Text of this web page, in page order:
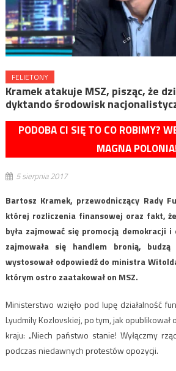
FELIETONY
Kramek atakuje MSZ, pisząc, że
dyktando środowisk
PODOBA CI SIĘ TO CO ROBIMY?
MAGNA
5 sierpnia 2017
Bartosz Kramek, przewodniczący Rady
której rozliczenia finansowej oraz fakt,
była zajmować się promocją demokracji i
zajmowała się handlem bronią,
wystosował odpowiedź do ministra
którym ostro zaatakował on MSZ.
Ministerstwo wzięło pod lupę działalność
Lyudmily Kozlovskiej, po tym, jak opublikował
kraju: „Niech państwo stanie! Wyłączmy
podczas niedawnych protestów opozycji.